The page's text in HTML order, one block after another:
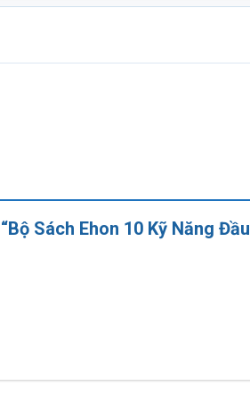
Sách Ehon 10 Kỹ Năng Đầu